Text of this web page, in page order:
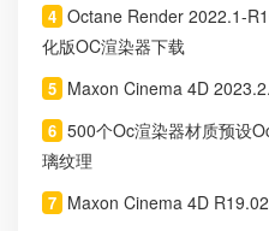
4 Octane Render 2022.1-
化版OC渲染器下载
5 Maxon Cinema 4D
6 500个Oc渲染器材质预设
璃纹理
7 Maxon Cinema 4D